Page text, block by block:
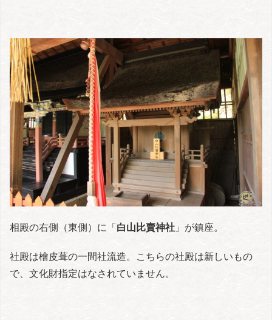
相殿の右側（東側）に「白山比賣神社 」が鎮座。
社殿は檜皮葺の一間社流造。こちらの社殿は新しいもの
で、文化財指定はなされていません。